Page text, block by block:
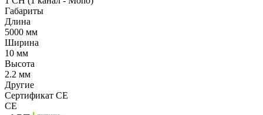
Габариты
Длина
5000 мм
Ширина
10 мм
Высота
2.2 мм
Другие
Сертификат CE
CE